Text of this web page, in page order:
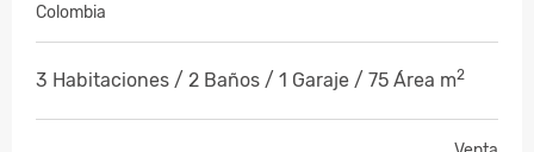
Colombia
3 Habitaciones / 2 Baños / 1 Garaje / 75 Área m2